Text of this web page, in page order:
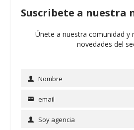
Suscribete a nuestra
Únete a nuestra comunidad y
novedades del
NameNombre
Email email
Soy
Soy agencia